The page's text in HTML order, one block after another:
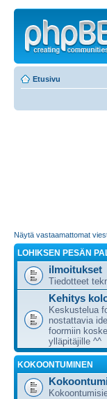
Etusivu
Näytä vastaamattomat
LOHIKSEN PESÄN
ilmoitukset
Tiedotteet
Kehitys
Keskustelua
nostattavia
foormiin
ylläpitäjille ^^
KOKOONTUMINEN